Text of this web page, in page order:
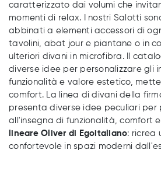
caratterizzato dai volumi che
momenti di relax. I nostri Salotti
abbinati a elementi accessori di
tavolini, abat jour e piantane o in
ulteriori divani in microfibra. Il
diverse idee per personalizzare gli
funzionalità e valore estetico,
comfort. La linea di divani della
presenta diverse idee peculiari per
all'insegna di funzionalità, comfort e
lineare Oliver di Egoitaliano: ricrea
confortevole in spazi moderni